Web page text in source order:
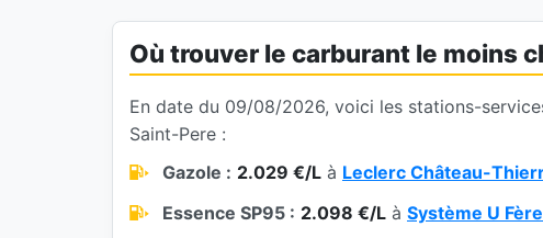
Où trouver le carburant le moins
En date du 09/08/2026, voici les stations-
Saint-Pere :
Gazole : 2.029 €/L à Leclerc Château-
Essence SP95 : 2.098 €/L à Système U